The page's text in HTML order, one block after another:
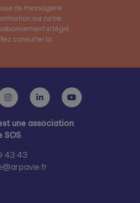
de messagerie
sur notre
intégré
consulter la
une association
SOS
43 43